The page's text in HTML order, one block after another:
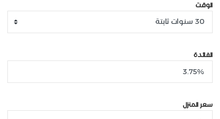
الوقت
الفائدة
سعر المنزل